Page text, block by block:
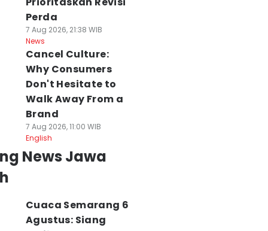
Perda
7 Aug 2026, 21:38 WIB
News
Cancel Culture:
Why Consumers
Don't Hesitate to
Walk Away From a
Brand
7 Aug 2026, 11:00 WIB
English
News Jawa
Cuaca Semarang 6
Agustus: Siang